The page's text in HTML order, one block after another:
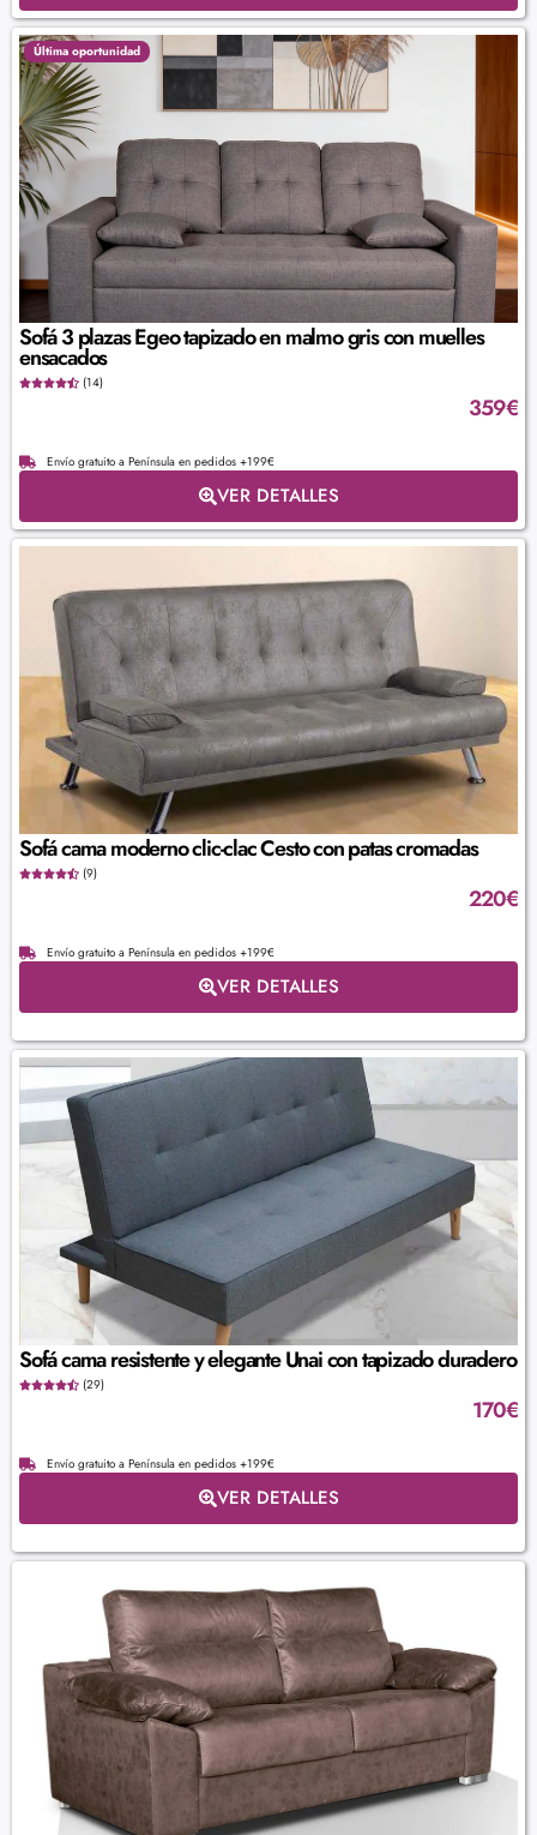
Última oportunidad
Sofá 3 plazas Egeo tapizado en malmo gris con muelles
ensacados
(14)
359€
Envío gratuito a Península en pedidos +199€
VER DETALLES
Sofá cama moderno clic-clac Cesto con patas cromadas
(9)
220€
Envío gratuito a Península en pedidos +199€
VER DETALLES
Sofá cama resistente y elegante Unai con tapizado duradero
(29)
170€
Envío gratuito a Península en pedidos +199€
VER DETALLES